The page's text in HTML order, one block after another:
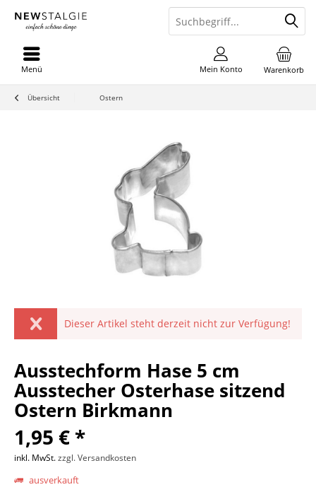
Warenkorb
Mein Konto
Menü
Übersicht Ostern
Dieser Artikel steht derzeit nicht zur Verfügung!
Ausstechform Hase 5 cm
Ausstecher Osterhase sitzend
Ostern Birkmann
1,95 € *
inkl. MwSt.zzgl. Versandkosten
ausverkauft